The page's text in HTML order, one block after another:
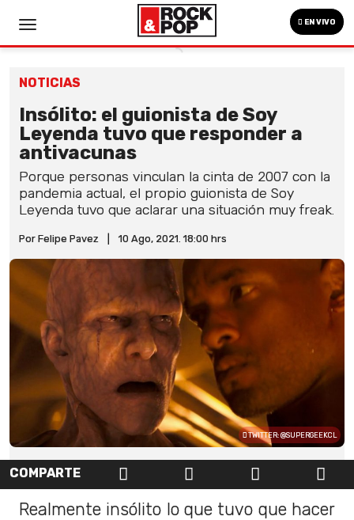
EN VIVO
NOTICIAS
Insólito: el guionista de Soy
Leyenda tuvo que responder a
antivacunas
Porque personas vinculan la cinta de 2007 con la
pandemia actual, el propio guionista de Soy
Leyenda tuvo que aclarar una situación muy freak.
Por Felipe Pavez 10 Ago, 2021. 18:00 hrs
TWITTER: @SUPERGEEKCL
COMPARTE
Realmente insólito lo que tuvo que hacer